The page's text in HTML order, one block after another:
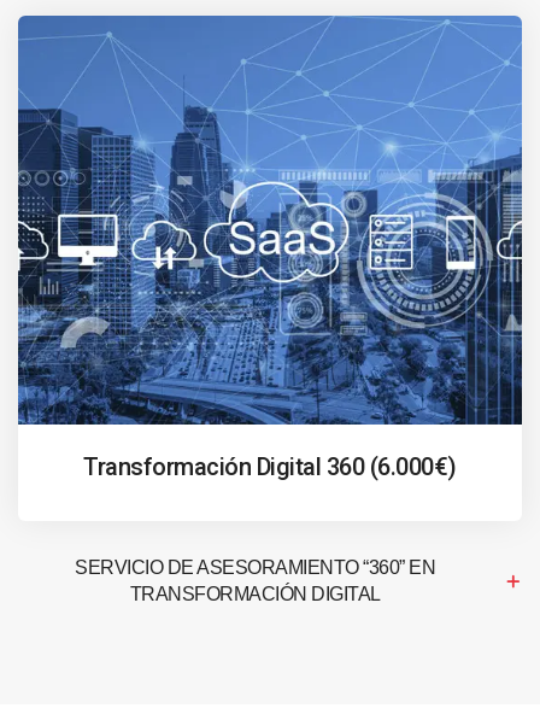
Transformación Digital 360 (6.000€)
SERVICIO DE ASESORAMIENTO “360” EN
TRANSFORMACIÓN DIGITAL